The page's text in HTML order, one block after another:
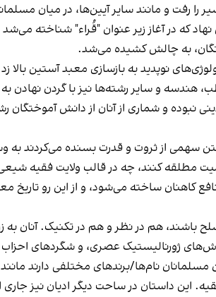
را رفت و مانند سایر آیین‌ها، در میان
که در آغاز زیر عنوان "قُراء" شناخته می‌شد
به چالش کشیده می‌شد.
نوپدید به بازسازی معبد آستین بالا
هندسه و سایر رشته‌ها نیز با گردن نهادن
نبوده و شماری از آنان از دانش آموختگان
سهمی از ثروت و قدرت بسنده می‌کردند
مطلقه کنند، چه در قالب ولایت فقیه
ساخته می‌شود، و از این رو تاریخ
باشند، هم در نظر و هم در تکنیک. آنان
ژورنالیستیک عصری، و شگردهای
نام‌ها/برندهای مختلفی دارند
این داستان در ساحت دیگر ادیان نیز